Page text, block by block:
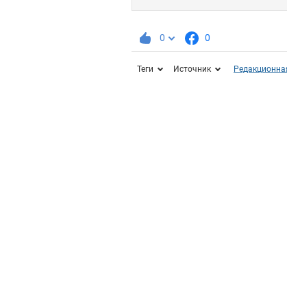
0 0
Теги Источник